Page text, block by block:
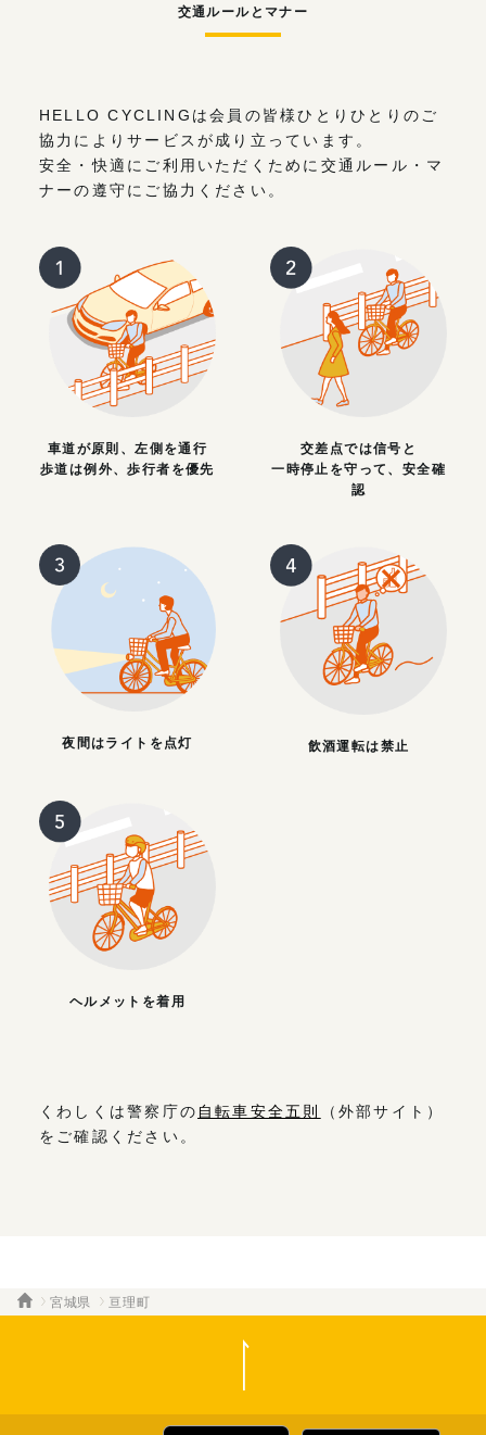
交通ルールとマナー
HELLO CYCLINGは会員の皆様ひとりひとりのご
協力によりサービスが成り立っています。
安全・快適にご利用いただくために交通ルール・マ
ナーの遵守にご協力ください。
車道が原則、左側を通行
歩道は例外、歩行者を優先
交差点では信号と
一時停止を守って、安全確
認
夜間はライトを点灯 飲酒運転は禁止
ヘルメットを着用
くわしくは警察庁の 自転車安全五則
（外部サイト）
をご確認ください。
宮城県 亘理町